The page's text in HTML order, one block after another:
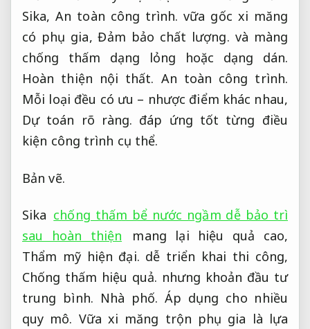
Sika,An toàn công trình. vữa gốc xi măng
có phụ gia,Đảm bảo chất lượng. và màng
chống thấm dạng lỏng hoặc dạng dán.
Hoàn thiện nội thất. An toàn công trình.
Mỗi loại đều có ưu – nhược điểm khác nhau,
Dự toán rõ ràng. đáp ứng tốt từng điều
kiện công trình cụ thể.
Bản vẽ.
Sika chống thấm bể nước ngầm dễ bảo trì
sau hoàn thiện
mang lại hiệu quả cao,
Thẩm mỹ hiện đại. dễ triển khai thi công,
Chống thấm hiệu quả. nhưng khoản đầu tư
trung bình. Nhà phố. Áp dụng cho nhiều
quy mô. Vữa xi măng trộn phụ gia là lựa